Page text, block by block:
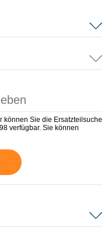
können Sie die Ersatzteilsuche
verfügbar. Sie können